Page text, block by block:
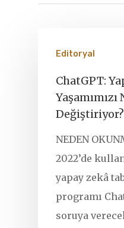
Editoryal
ChatGPT:
Yaşamımızı
Değiştiriyor?
NEDEN
2022’de
yapay zekâ
programı
soruya